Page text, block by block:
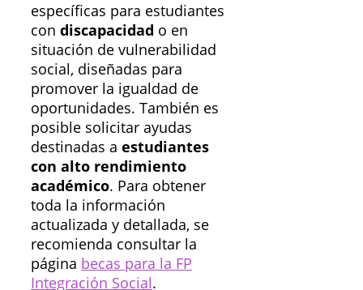
específicas para estudiantes
con discapacidad o en
situación de vulnerabilidad
social, diseñadas para
promover la igualdad de
oportunidades. También es
posible solicitar ayudas
destinadas a estudiantes
con alto rendimiento
académico. Para obtener
toda la información
actualizada y detallada, se
recomienda consultar la
página becas para la FP
Integración Social.